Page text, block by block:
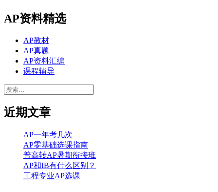
AP资料精选
AP教材
AP真题
AP资料汇编
课程辅导
搜
近期文章
AP一年考几次
AP零基础选课指南
普高转AP暑期衔接班
AP和IB有什么区别？
工程专业AP选课